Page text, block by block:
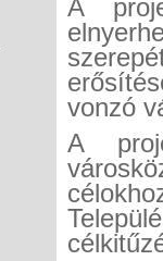
A
vonzó
A